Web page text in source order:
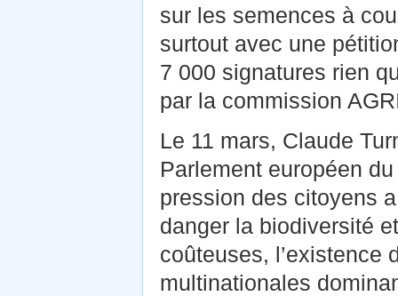
sur les semences à
surtout avec une
7 000 signatures rien
par la commission
Le 11 mars, Claude
Parlement européen
pression des citoyens
danger la biodiversité
coûteuses, l’existence
multinationales